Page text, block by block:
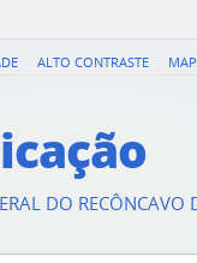
Acesso à
ALTO CONTRASTE
DO RECÔNCAVO